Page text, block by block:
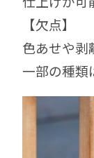
【欠点】
色あせや剥
一部の種類